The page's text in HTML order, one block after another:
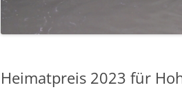
SCHULE
Heimatpreis 2023 für